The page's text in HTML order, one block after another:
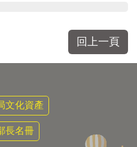
回上一頁
文化資產
長名冊